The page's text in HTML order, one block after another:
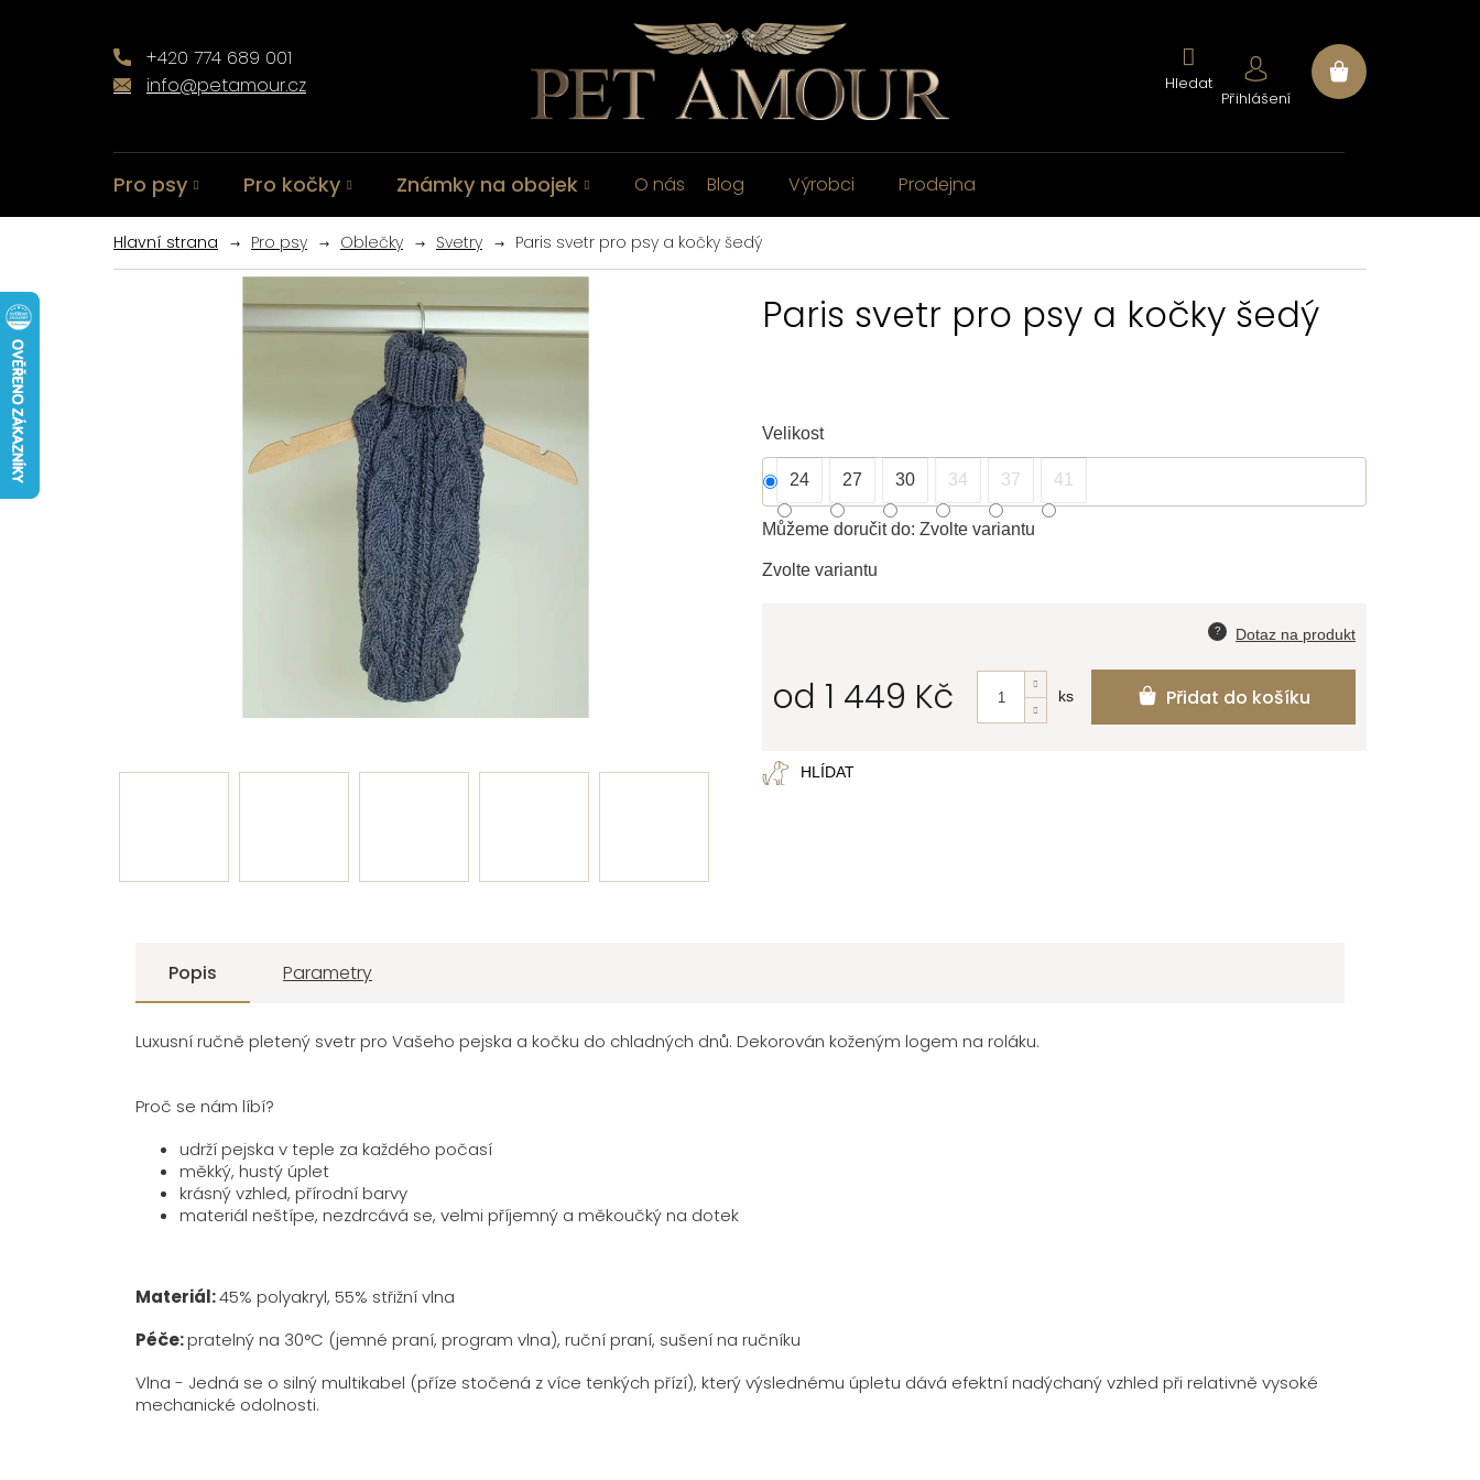
+420 774 689 001
info@petamour.cz
Přihlášení
Nákupní
Pro psy Pro kočky Známky na obojek O nás Blog Výrobci Prodejna
Pro psy Oblečky Svetry Paris svetr pro psy a kočky šedý
Paris svetr pro psy a kočky šedý
Zvolte variantu
Velikost
24 27 30 34 37 41
Můžeme doručit do: Zvolte variantu
od 1 449 Kč Přidat do košíku
HLÍDAT
Popis Parametry
Luxusní ručně pletený svetr pro Vašeho pejska a kočku do chladných dnů. Dekorován koženým logem na roláku.
Proč se nám líbí?
udrží pejska v teple za každého počasí
měkký, hustý úplet
krásný vzhled, přírodní barvy
materiál neštípe, nezdrcává se, velmi příjemný a měkoučký na dotek
Materiál:45% polyakryl, 55% střižní vlna
Péče:pratelný na 30°C (jemné praní, program vlna), ruční praní, sušení na ručníku
Vlna - Jedná se o silný multikabel (příze stočená z více tenkých přízí), který výslednému úpletu dává efektní nadýchaný vzhled při relativně vysoké
mechanické odolnosti.